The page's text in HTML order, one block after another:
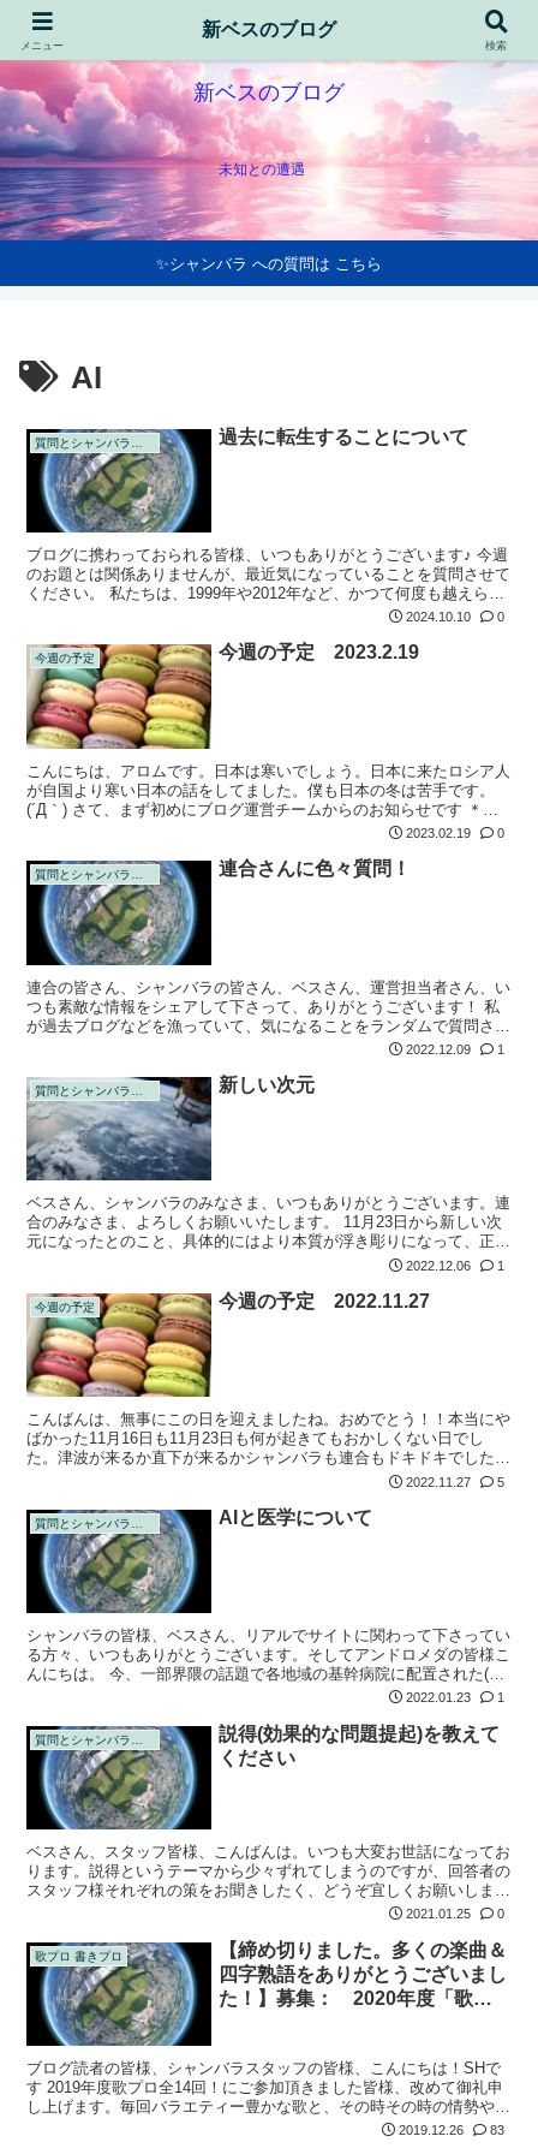
新ベスのブログ
未知との遭遇
✨シャンバラ への質問は こちら
AI
過去に転生することについて
ブログに携わっておられる皆様、いつもありがとうございます♪ 今週
のお題とは関係ありませんが、最近気になっていることを質問させて
ください。 私たちは、1999年や2012年など、かつて何度も越えられ
なかった年を超えて今があるという認識なのですが、ざっくりこの認
2024.10.10 0
今週の予定 今週の予定 2023.2.19
こんにちは、アロムです。日本は寒いでしょう。日本に来たロシア人
が自国より寒い日本の話をしてました。僕も日本の冬は苦手です。
(´Д｀) さて、まず初めにブログ運営チームからのお知らせです ＊＊
＊＊＊＊＊＊＊＊＊＊＊＊＊ ※フォーム変更のお知らせ※ 2023年２
2023.02.19 0
質問とシャンバラの回答 連合さんに色々質問！
連合の皆さん、シャンバラの皆さん、ベスさん、運営担当者さん、い
つも素敵な情報をシェアして下さって、ありがとうございます！ 私
が過去ブログなどを漁っていて、気になることをランダムで質問させ
て下さい。 ①ラスボスについて質問です。 過去ブログーーー少なく
2022.12.09 1
質問とシャンバラの回答 新しい次元
ベスさん、シャンバラのみなさま、いつもありがとうございます。連
合のみなさま、よろしくお願いいたします。 11月23日から新しい次
元になったとのこと、具体的にはより本質が浮き彫りになって、正直
者がより生きやすくなったのかなあと解釈しておりますが、あってま
2022.12.06 1
今週の予定 今週の予定 2022.11.27
こんばんは、無事にこの日を迎えましたね。おめでとう！！本当にや
ばかった11月16日も11月23日も何が起きてもおかしくない日でし
た。津波が来るか直下が来るかシャンバラも連合もドキドキでした
よ。そしてドイツ戦勝利が次元移動成功のファンファーレになったわ
2022.11.27 5
AIと医学について
シャンバラの皆様、ベスさん、リアルでサイトに関わって下さってい
る方々、いつもありがとうございます。そしてアンドロメダの皆様こ
んにちは。 今、一部界隈の話題で各地域の基幹病院に配置された(さ
れつつある)とか無いとか噂されているメドベッドについて教えて下
2022.01.23 1
説得(効果的な問題提起)を教えて
ください
ベスさん、スタッフ皆様、こんばんは。いつも大変お世話になってお
ります。説得というテーマから少々ずれてしまうのですが、回答者の
スタッフ様それぞれの策をお聞きしたく、どうぞ宜しくお願いしま
す。 (迷いがあり、話がまとまっていなくて申し訳ないです。もう土
2021.01.25 0
歌プロ 書きプロ
【締め切りました。多くの楽曲＆
四字熟語をありがとうございまし
た！】募集： 2020年度「歌の
ブログ読者の皆様、シャンバラスタッフの皆様、こんにちは！SHで
す 2019年度歌プロ全14回！にご参加頂きました皆様、改めて御礼申
し上げます。毎回バラエティー豊かな歌と、その時その時の情勢や心
境に相応しい四字熟語が織りなす書きプロの世界を味わいつつ、その
2019.12.26 83
メニュー
新ベスのブログ
検索